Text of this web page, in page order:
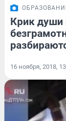
Крик души
16 ноября, 2018,